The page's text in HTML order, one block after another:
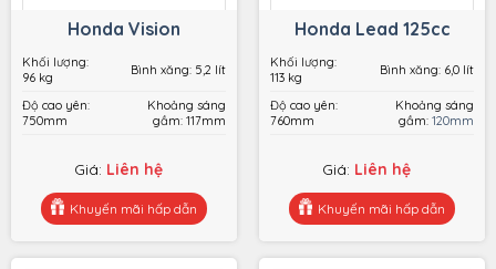
Honda Vision
Khối lượng:
96 kg
Bình xăng: 5,2 lít
Độ cao yên:
750mm
Khoảng sáng
gầm: 117mm
Giá: Liên hệ
Khuyến mãi hấp dẫn
Honda Vision
Honda Lead 125cc
Khối lượng:
113 kg
Bình xăng: 6,0 lít
Độ cao yên:
760mm
Khoảng sáng
gầm: 120mm
Giá: Liên hệ
Khuyến mãi hấp dẫn
Honda Lead 125cc